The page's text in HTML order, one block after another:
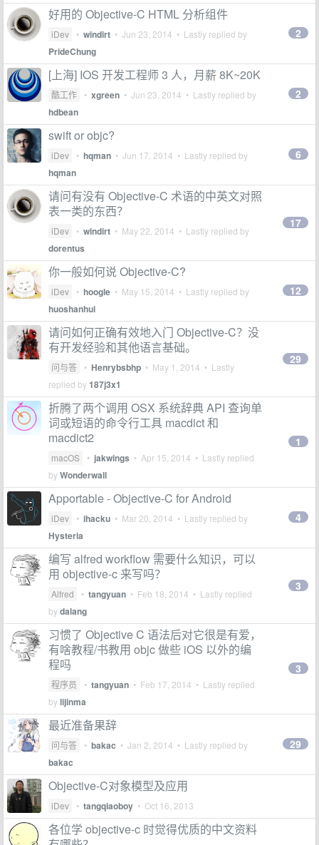
好用的 Objective-C HTML 分析组件
iDev • windirt • Jun 23, 2014 • Lastly replied by
PrideChung
2
[上海] IOS 开发工程师 3 人，月薪 8K~20K
酷工作 • xgreen • Jun 23, 2014 • Lastly replied by
hdbean
2
swift or objc?
iDev • hqman • Jun 17, 2014 • Lastly replied by
hqman
6
请问有没有 Objective-C 术语的中英文对照
表一类的东西？
iDev • windirt • May 22, 2014 • Lastly replied by
dorentus
17
你一般如何说 Objective-C?
iDev • hoogle • May 15, 2014 • Lastly replied by
huoshanhui
12
请问如何正确有效地入门 Objective-C？没
有开发经验和其他语言基础。
问与答 • Henrybsbhp • May 1, 2014 • Lastly
replied by187j3x1
29
折腾了两个调用 OSX 系统辞典 API 查询单
词或短语的命令行工具 macdict 和
macdict2
macOS • jakwings • Apr 15, 2014 • Lastly replied
byWonderwall
1
Apportable - Objective-C for Android
iDev • ihacku • Mar 20, 2014 • Lastly replied by
Hysteria
4
编写 alfred workflow 需要什么知识，可以
用 objective-c 来写吗？
Alfred • tangyuan • Feb 18, 2014 • Lastly replied
bydalang
3
习惯了 Objective C 语法后对它很是有爱，
有啥教程/书教用 objc 做些 iOS 以外的编
程吗
程序员 • tangyuan • Feb 17, 2014 • Lastly replied
bylijinma
3
最近准备果辞
问与答 • bakac • Jan 2, 2014 • Lastly replied by
bakac
29
Objective-C对象模型及应用
iDev • tangqiaoboy • Oct 16, 2013
各位学 objective-c 时觉得优质的中文资料